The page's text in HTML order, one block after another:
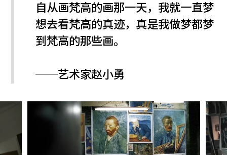
自从画梵高的画那一天，我就一直梦
想去看梵高的真迹，真是我做梦都梦
到梵高的那些画。
──艺术家赵小勇